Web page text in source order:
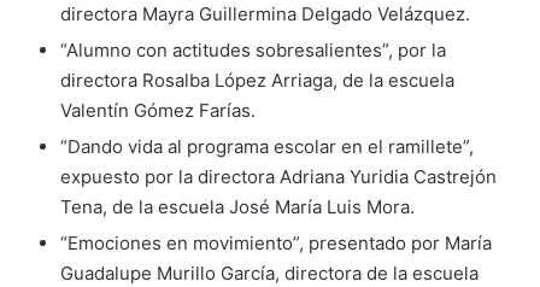
directora Mayra Guillermina Delgado Velázquez.
“Alumno con actitudes sobresalientes”, por la
directora Rosalba López Arriaga, de la escuela
Valentín Gómez Farías.
“Dando vida al programa escolar en el ramillete”,
expuesto por la directora Adriana Yuridia Castrejón
Tena, de la escuela José María Luis Mora.
“Emociones en movimiento”, presentado por María
Guadalupe Murillo García, directora de la escuela